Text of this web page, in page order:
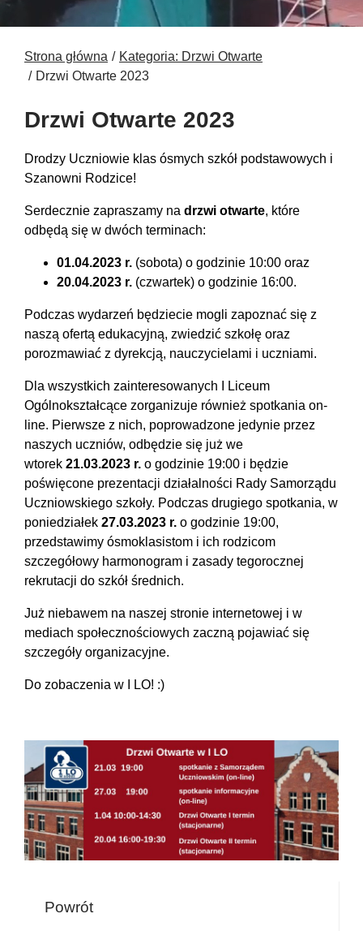
Strona główna
Kategoria: Drzwi Otwarte
Drzwi Otwarte 2023
Drzwi Otwarte 2023
Drodzy Uczniowie klas ósmych szkół podstawowych i
Szanowni Rodzice!
Serdecznie zapraszamy na drzwi otwarte, które
odbędą się w dwóch terminach:
01.04.2023 r. (sobota) o godzinie 10:00 oraz
20.04.2023 r. (czwartek) o godzinie 16:00.
Podczas wydarzeń będziecie mogli zapoznać się z
naszą ofertą edukacyjną, zwiedzić szkołę oraz
porozmawiać z dyrekcją, nauczycielami i uczniami.
Dla wszystkich zainteresowanych I Liceum
Ogólnokształcące zorganizuje również spotkania on-
line. Pierwsze z nich, poprowadzone jedynie przez
naszych uczniów, odbędzie się już we
wtorek 21.03.2023 r. o godzinie 19:00 i będzie
poświęcone prezentacji działalności Rady Samorządu
Uczniowskiego szkoły. Podczas drugiego spotkania, w
poniedziałek 27.03.2023 r. o godzinie 19:00,
przedstawimy ósmoklasistom i ich rodzicom
szczegółowy harmonogram i zasady tegorocznej
rekrutacji do szkół średnich.
Już niebawem na naszej stronie internetowej i w
mediach społecznościowych zaczną pojawiać się
szczegóły organizacyjne.
Do zobaczenia w I LO! :)
Powrót